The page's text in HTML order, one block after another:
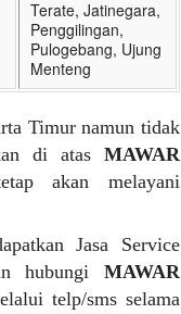
Terate, Jatinegara,
Penggilingan,
Pulogebang, Ujung
Menteng
Timur namun tidak
di atas MAWAR
akan melayani
Jasa Service
hubungi MAWAR
telp/sms selama